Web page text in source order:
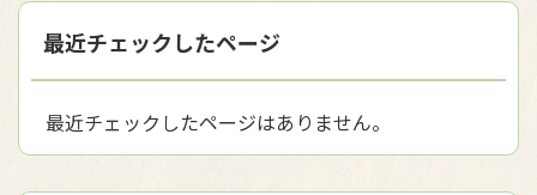
最近チェックしたページ
最近チェックしたページはありません。